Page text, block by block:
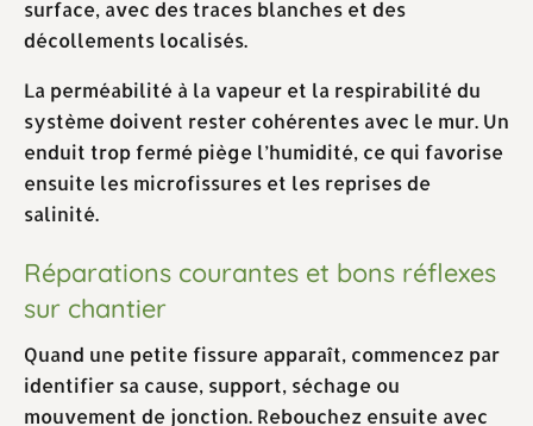
surface, avec des traces blanches et des
décollements localisés.
La perméabilité à la vapeur et la respirabilité du
système doivent rester cohérentes avec le mur. Un
enduit trop fermé piège l’humidité, ce qui favorise
ensuite les microfissures et les reprises de
salinité.
Réparations courantes et bons réflexes
sur chantier
Quand une petite fissure apparaît, commencez par
identifier sa cause, support, séchage ou
mouvement de jonction. Rebouchez ensuite avec